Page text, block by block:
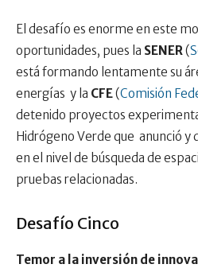
El desafío es enorme en este
oportunidades, pues la SENER(
está formando lentamente su
energías y la CFE(Comisión
detenido proyectos
Hidrógeno Verde que anunció y
en el nivel de búsqueda de
pruebas relacionadas.
Desafío Cinco
Temor a la inversión de